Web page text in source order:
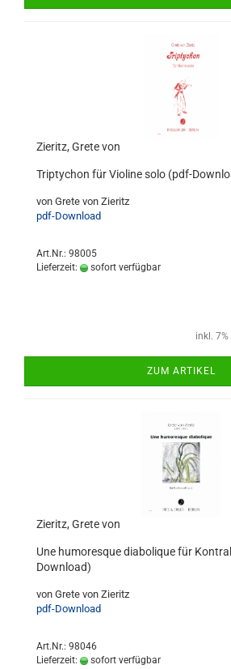
Zieritz, Grete von
Triptychon für Violine solo (pdf-
von Grete von Zieritz
pdf-Download
Art.Nr.: 98005
Lieferzeit:
sofort verfügbar
inkl.
ZUM ARTIKEL
Zieritz, Grete von
Une humoresque diabolique für
Download)
von Grete von Zieritz
pdf-Download
Art.Nr.: 98046
Lieferzeit:
sofort verfügbar